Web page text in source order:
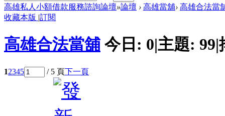
高雄私人小額借款服務諮詢論壇»論壇 › 高雄當舖› 高雄合法當
收藏本版 |訂閱
高雄合法當舖 今日: 0|主題: 99|
12345 / 5 頁下一頁